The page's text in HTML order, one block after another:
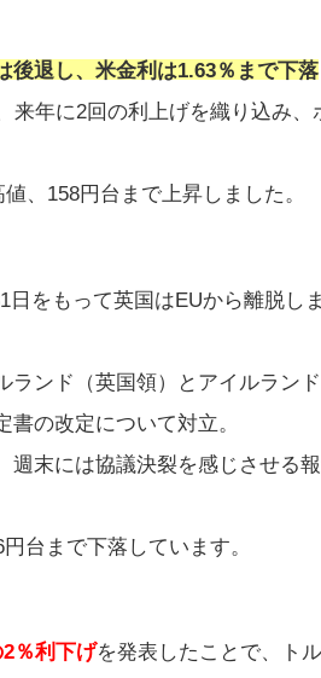
後退し、米金利は1.63％まで下落
来年に2回の利上げを織り込み、
、158円台まで上昇しました。
をもって英国はEUから離脱し
ンド（英国領）とアイルラン
の改定について対立。
末には協議決裂を感じさせる
台まで下落しています。
％利下げを発表したことで、ト